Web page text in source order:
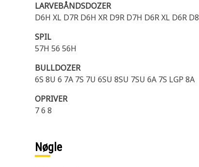
LARVEBÅNDSDOZER
D6H XL D7R D6H XR D9R D7H D6R XL D6R
SPIL
57H 56 56H
BULLDOZER
6S 8U 6 7A 7S 7U 6SU 8SU 7SU 6A 7S LGP 8A
OPRIVER
7 6 8
Nøgle